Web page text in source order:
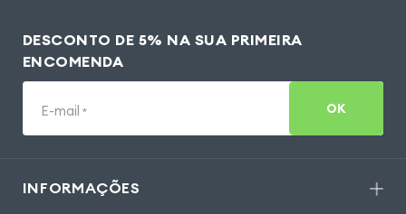
DESCONTO DE 5% NA SUA PRIMEIRA
ENCOMENDA
E-mail * OK
INFORMAÇÕES